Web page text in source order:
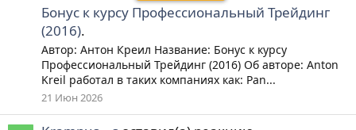
Бонус к курсу Профессиональный Трейдинг
(2016).
Автор: Антон Креил Название: Бонус к курсу
Профессиональный Трейдинг (2016) Об авторе: Anton
Kreil работал в таких компаниях как: Pan...
21 Июн 2026